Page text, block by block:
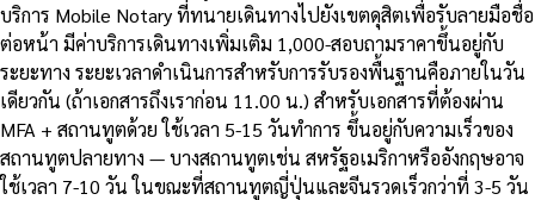
บริการ Mobile Notary ที่ทนายเดินทางไปยังเขตดุสิตเพื่อรับลายมือชื่อ
ต่อหน้า มีค่าบริการเดินทางเพิ่มเติม 1,000-สอบถามราคาขึ้นอยู่กับ
ระยะทาง ระยะเวลาดำเนินการสำหรับการรับรองพื้นฐานคือภายในวัน
เดียวกัน (ถ้าเอกสารถึงเราก่อน 11.00 น.) สำหรับเอกสารที่ต้องผ่าน
MFA + สถานทูตด้วย ใช้เวลา 5-15 วันทำการ ขึ้นอยู่กับความเร็วของ
สถานทูตปลายทาง — บางสถานทูตเช่น สหรัฐอเมริกาหรืออังกฤษอาจ
ใช้เวลา 7-10 วัน ในขณะที่สถานทูตญี่ปุ่นและจีนรวดเร็วกว่าที่ 3-5 วัน